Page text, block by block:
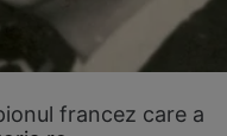
francez care a